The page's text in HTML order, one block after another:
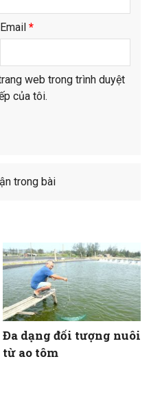
Email *
web trong trình duyệt
của tôi.
trong bài
Đa dạng đối tượng nuôi
từ ao tôm